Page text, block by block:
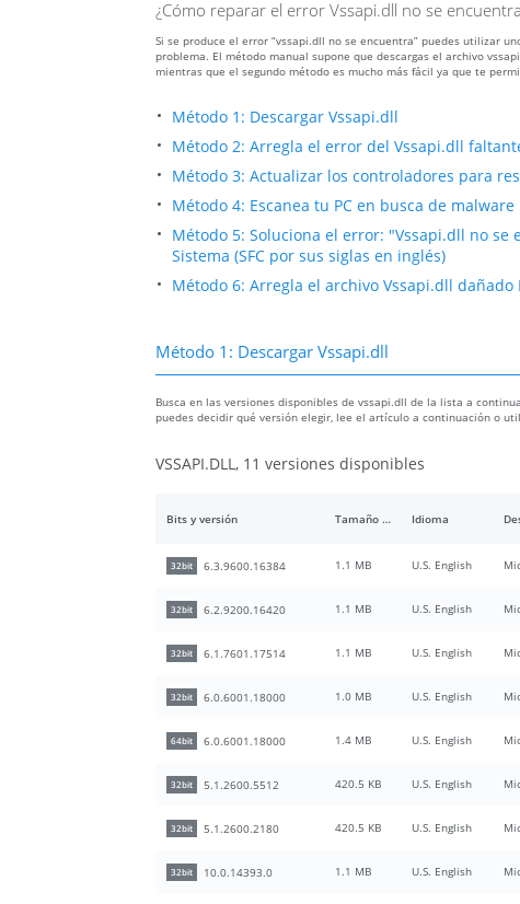
¿Cómo reparar el error Vssapi.dll no se
Si se produce el error “vssapi.dll no se encuentra” puedes utilizar
problema. El método manual supone que descargas el archivo
mientras que el segundo método es mucho más fácil ya que te
Método 1: Descargar Vssapi.dll
Método 2: Arregla el error del Vssapi.dll
Método 3: Actualizar los controladores para
Método 4: Escanea tu PC en busca de
Método 5: Soluciona el error: "Vssapi.dll no
Sistema (SFC por sus siglas en inglés)
Método 6: Arregla el archivo Vssapi.dll dañado
Método 1: Descargar Vssapi.dll
Busca en las versiones disponibles de vssapi.dll de la lista a
puedes decidir qué versión elegir, lee el artículo a continuación o
VSSAPI.DLL, 11 versiones disponibles
Bits y versión Tamaño del archivo Idioma
32bit 6.3.9600.16384 1.1 MB U.S. English
32bit 6.2.9200.16420 1.1 MB U.S. English
32bit 6.1.7601.17514 1.1 MB U.S. English
32bit 6.0.6001.18000 1.0 MB U.S. English
64bit 6.0.6001.18000 1.4 MB U.S. English
32bit 5.1.2600.5512 420.5 KB U.S. English
32bit 5.1.2600.2180 420.5 KB U.S. English
32bit 10.0.14393.0 1.1 MB U.S. English